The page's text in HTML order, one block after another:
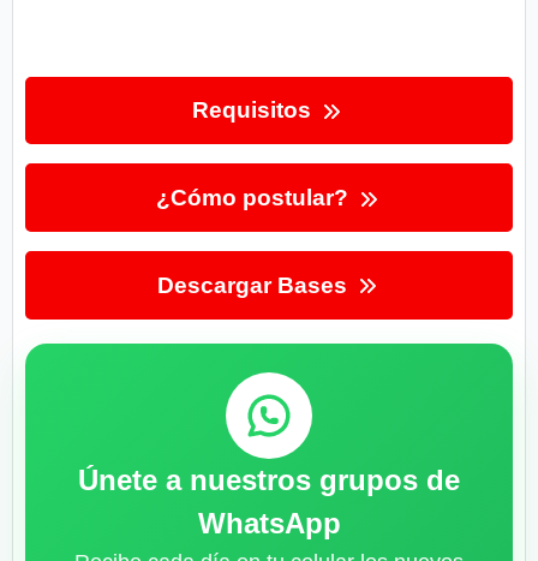
Requisitos
¿Cómo postular?
Descargar Bases
Únete a nuestros grupos de
WhatsApp